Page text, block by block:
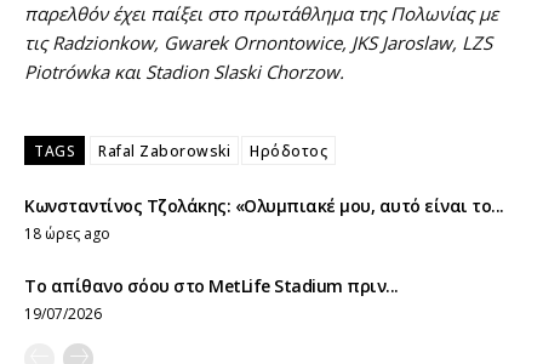
παρελθόν έχει παίξει στο πρωτάθλημα της Πολωνίας με
τις Radzionkow, Gwarek Ornontowice, JKS Jaroslaw, LZS
Piotrówka και Stadion Slaski Chorzow.
TAGS Rafal Zaborowski Ηρόδοτος
Κωνσταντίνος Τζολάκης: «Ολυμπιακέ μου, αυτό είναι το...
18 ώρες ago
Το απίθανο σόου στο MetLife Stadium πριν...
19/07/2026